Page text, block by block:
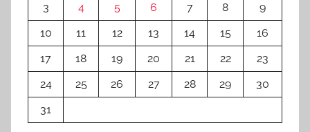
3
4 5 6 7 8
9
10
11 12 13 14 15
16
17
18 19 20 21 22
23
24
25 26 27 28 29
30
31